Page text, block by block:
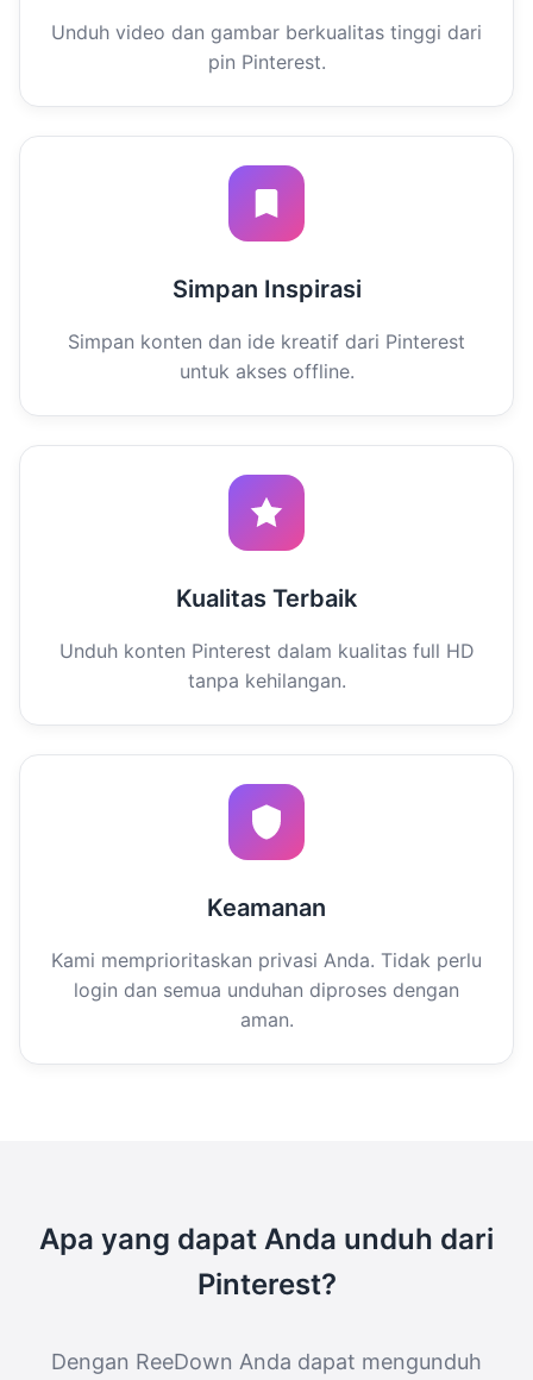
Unduh video dan gambar berkualitas tinggi dari
pin Pinterest.
Simpan Inspirasi
Simpan konten dan ide kreatif dari Pinterest
untuk akses offline.
Kualitas Terbaik
Unduh konten Pinterest dalam kualitas full HD
tanpa kehilangan.
Keamanan
Kami memprioritaskan privasi Anda. Tidak perlu
login dan semua unduhan diproses dengan
aman.
Apa yang dapat Anda unduh dari
Pinterest?
Dengan ReeDown Anda dapat mengunduh